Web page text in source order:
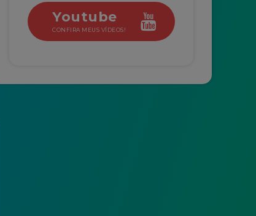
Youtube
CONFIRA MEUS VÍDEOS!